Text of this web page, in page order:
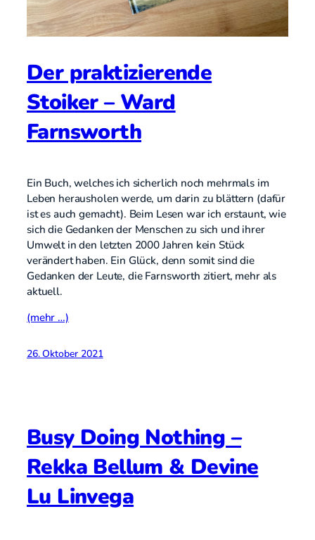
Der praktizierende
Stoiker – Ward
Farnsworth
Ein Buch, welches ich sicherlich noch mehrmals im
Leben herausholen werde, um darin zu blättern (dafür
ist es auch gemacht). Beim Lesen war ich erstaunt, wie
sich die Gedanken der Menschen zu sich und ihrer
Umwelt in den letzten 2000 Jahren kein Stück
verändert haben. Ein Glück, denn somit sind die
Gedanken der Leute, die Farnsworth zitiert, mehr als
aktuell.
(mehr …)
26. Oktober 2021
Busy Doing Nothing –
Rekka Bellum & Devine
Lu Linvega